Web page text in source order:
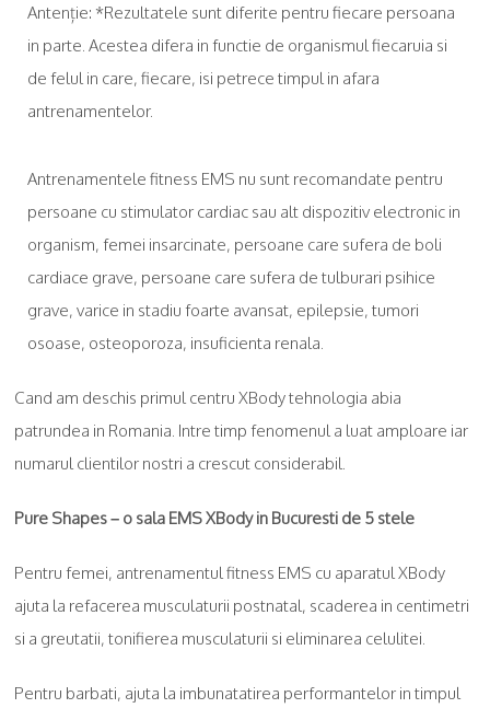
Antenție: *Rezultatele sunt diferite pentru fiecare persoana
in parte. Acestea difera in functie de organismul fiecaruia si
de felul in care, fiecare, isi petrece timpul in afara
antrenamentelor.
Antrenamentele fitness EMS nu sunt recomandate pentru
persoane cu stimulator cardiac sau alt dispozitiv electronic in
organism, femei insarcinate, persoane care sufera de boli
cardiace grave, persoane care sufera de tulburari psihice
grave, varice in stadiu foarte avansat, epilepsie, tumori
osoase, osteoporoza, insuficienta renala.
Cand am deschis primul centru XBody tehnologia abia
patrundea in Romania. Intre timp fenomenul a luat amploare iar
numarul clientilor nostri a crescut considerabil.
Pure Shapes – o sala EMS XBody in Bucuresti de 5 stele
Pentru femei, antrenamentul fitness EMS cu aparatul XBody
ajuta la refacerea musculaturii postnatal, scaderea in centimetri
si a greutatii, tonifierea musculaturii si eliminarea celulitei.
Pentru barbati, ajuta la imbunatatirea performantelor in timpul